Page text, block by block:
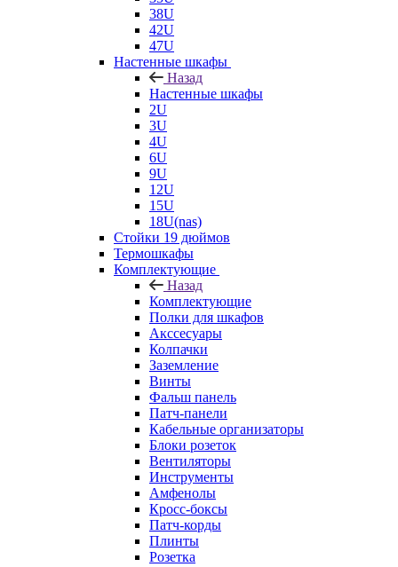
38U
42U
47U
Настенные шкафы
Назад
Настенные шкафы
2U
3U
4U
6U
9U
12U
15U
18U(nas)
Стойки 19 дюймов
Термошкафы
Комплектующие
Назад
Комплектующие
Полки для шкафов
Акссесуары
Колпачки
Заземление
Винты
Фальш панель
Патч-панели
Кабельные организаторы
Блоки розеток
Вентиляторы
Инструменты
Амфенолы
Кросс-боксы
Патч-корды
Плинты
Розетка